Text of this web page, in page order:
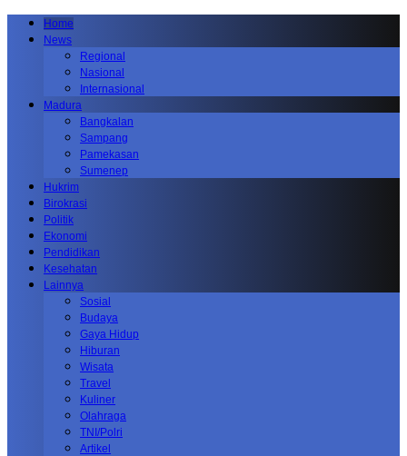
Home
News
Regional
Nasional
Internasional
Madura
Bangkalan
Sampang
Pamekasan
Sumenep
Hukrim
Birokrasi
Politik
Ekonomi
Pendidikan
Kesehatan
Lainnya
Sosial
Budaya
Gaya Hidup
Hiburan
Wisata
Travel
Kuliner
Olahraga
TNI/Polri
Artikel